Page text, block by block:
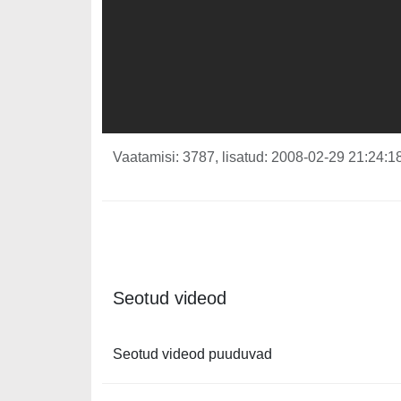
Vaatamisi: 3787, lisatud: 2008-02-29
Seotud videod
Seotud videod puuduvad